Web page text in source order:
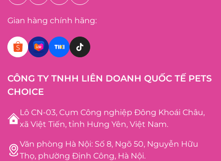
Gian hàng chính hãng:
CÔNG TY TNHH LIÊN DOANH QUỐC TẾ PETS
CHOICE
Lô CN-03, Cụm Công nghiệp Đông Khoái Châu,
xã Việt Tiến, tỉnh Hưng Yên, Việt Nam.
Văn phòng Hà Nội: Số 8, Ngõ 50, Nguyễn Hữu
Thọ, phường Định Công, Hà Nội.